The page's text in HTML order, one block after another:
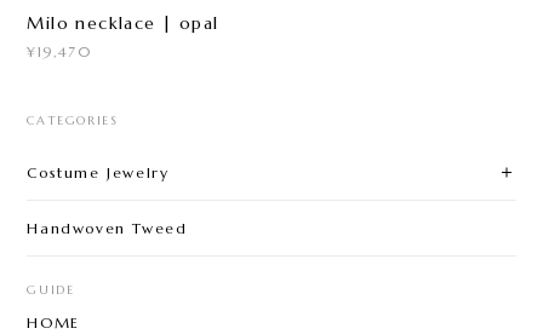
Milo necklace | opal
¥19,470
CATEGORIES
Costume Jewelry
Handwoven Tweed
GUIDE
HOME